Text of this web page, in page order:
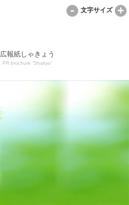
広報紙しゃきょう
PR brochure “Shakyo”
- 文字サイズ +